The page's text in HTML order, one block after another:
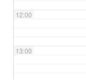
12:00
13:00